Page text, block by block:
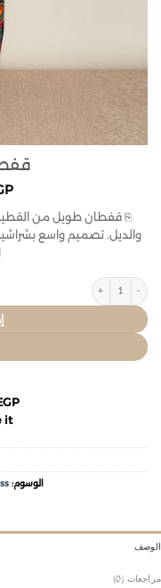
⎘ قفطان طويل من
والديل. تصميم واسع
it
الوسوم:
(0)